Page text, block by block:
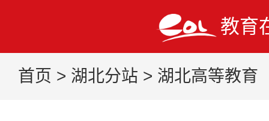
教育
首页 > 湖北分站 > 湖北高等教育